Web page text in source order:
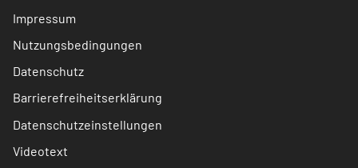
Impressum
Nutzungsbedingungen
Datenschutz
Barrierefreiheitserklärung
Datenschutzeinstellungen
Videotext